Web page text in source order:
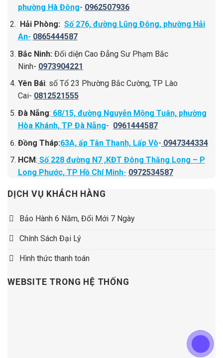
phường Hà Đông- 0962507936
Hải Phòng: Số 276, đường Lũng Đông, phường Hải
An- 0865444587
Bắc Ninh: Đối diện Cao Đẳng Sư Phạm Bắc
Ninh- 0973904221
Yên Bái: số Tổ 23 Phường Bắc Cường, TP Lào
Cai- 0812521555
Đà Nẵng: 68/15, đường Nguyễn Mộng Tuân, phường
Hòa Khánh, TP Đà Nẵng- 0961444587
Đồng Tháp:63A, ấp Tân Thạnh, Lấp Vò- 0947344334
HCM: Số 228 đường N7 ,KĐT Đông Thăng Long – P
Long Phước, TP Hồ Chí Minh- 0972534587
DỊCH VỤ KHÁCH HÀNG
Bảo Hành 6 Năm, Đổi Mới 7 Ngày
Chính Sách Đại Lý
Hình thức thanh toán
WEBSITE TRONG HỆ THỐNG